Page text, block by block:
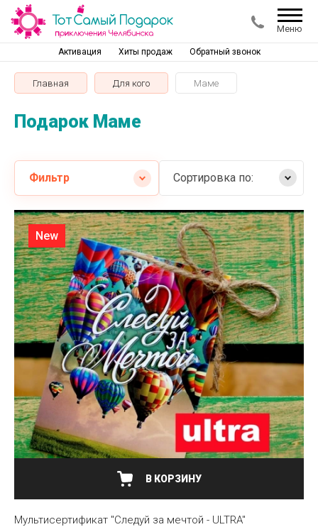
Меню
Активация Хиты продаж Обратный звонок
Главная Для кого Маме
Подарок Маме
Фильтр Сортировка по:
Самые дешевые
Самые дорогие
Название от А
Название от Я
В КОРЗИНУ
New
Мультисертификат "Следуй за мечтой - ULTRA"